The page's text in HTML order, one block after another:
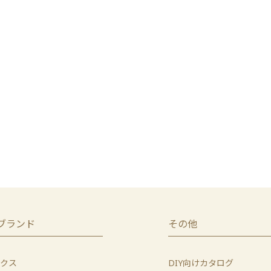
ランド
ス
その他
DIY向けカタログ